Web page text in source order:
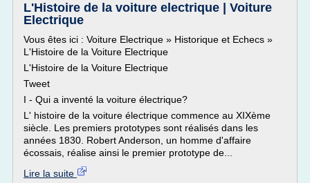
L'Histoire de la voiture electrique | Voiture
Electrique
Vous êtes ici : Voiture Electrique » Historique et Echecs »
L'Histoire de la Voiture Electrique
L'Histoire de la Voiture Electrique
Tweet
I - Qui a inventé la voiture électrique?
L' histoire de la voiture électrique commence au XIXème
siècle. Les premiers prototypes sont réalisés dans les
années 1830. Robert Anderson, un homme d'affaire
écossais, réalise ainsi le premier prototype de...
Lire la suite